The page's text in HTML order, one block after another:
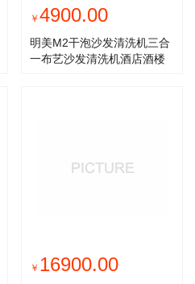
￥4900.00
明美M2干泡沙发清洗机三合
一布艺沙发清洗机酒店酒楼
￥ 16900.00